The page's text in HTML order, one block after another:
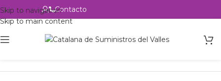
Skip to navigation
Skip to main content
Contacto